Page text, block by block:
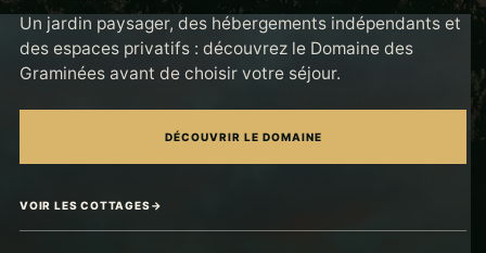
Un jardin paysager, des hébergements indépendants et
des espaces privatifs : découvrez le Domaine des
Graminées avant de choisir votre séjour.
DÉCOUVRIR LE DOMAINE
VOIR LES COTTAGES→